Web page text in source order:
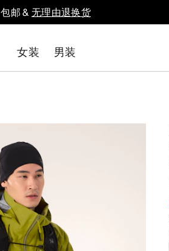
包邮 &无理由退换货
女装 男装